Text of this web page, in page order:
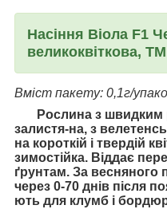
Насіння Віола F1
великоквіткова,
Вміст пакету: 0,1г/
Рослина з швидким
залистя-на, з
на короткій і твердій
зимостійка. Віддає
ґрунтам. За весняного
через 0-70 днів після
ють для клумб і